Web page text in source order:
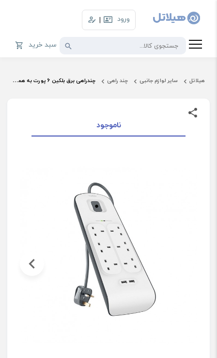
ورود |
سبد خرید
هیلاتل سایر لوازم جانبی چند راهی چندراهی برق بلکین 6 پورت به همراه 2 پورت USB مدل Usb Surge Protection BSV604AR2M
ناموجود